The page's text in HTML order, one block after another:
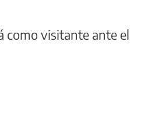
como visitante ante el